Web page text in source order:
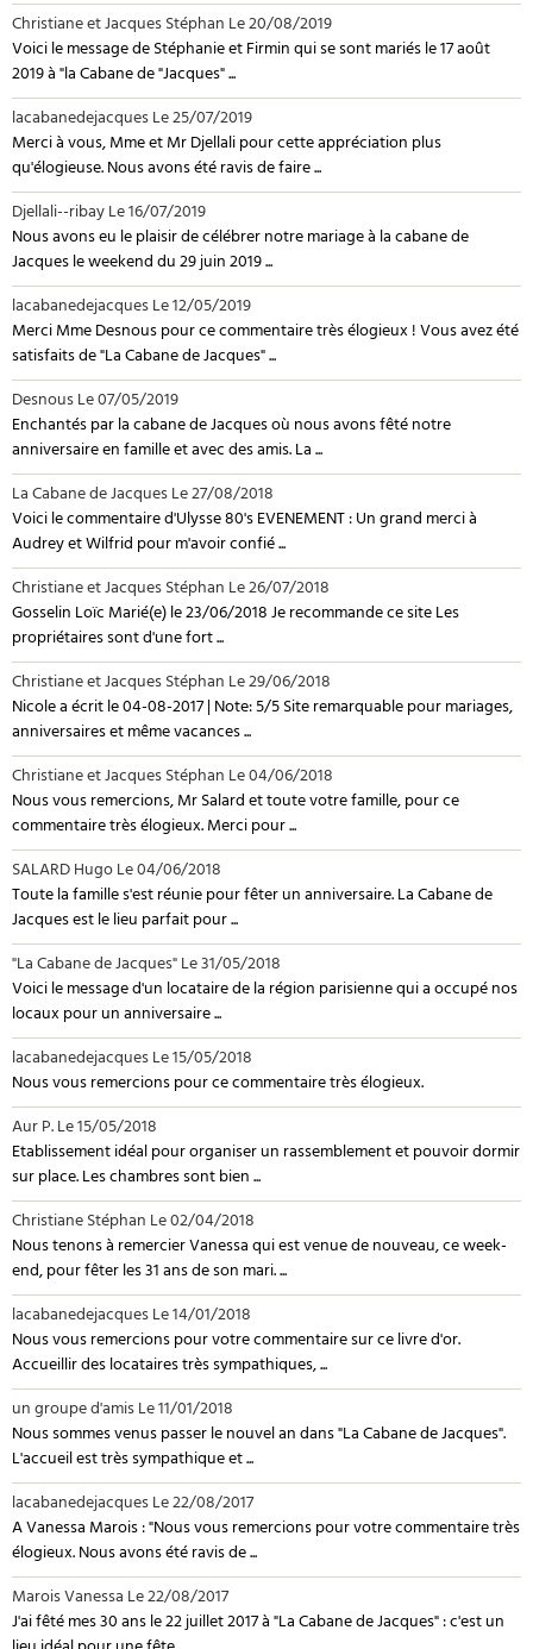
Christiane et Jacques StéphanLe 20/08/2019
Voici le message de Stéphanie et Firmin qui se sont mariés le 17 août
2019 à "la Cabane de "Jacques" ...
lacabanedejacquesLe 25/07/2019
Merci à vous, Mme et Mr Djellali pour cette appréciation plus
qu'élogieuse. Nous avons été ravis de faire ...
Djellali--ribayLe 16/07/2019
Nous avons eu le plaisir de célébrer notre mariage à la cabane de
Jacques le weekend du 29 juin 2019 ...
lacabanedejacquesLe 12/05/2019
Merci Mme Desnous pour ce commentaire très élogieux ! Vous avez été
satisfaits de "La Cabane de Jacques" ...
DesnousLe 07/05/2019
Enchantés par la cabane de Jacques où nous avons fêté notre
anniversaire en famille et avec des amis. La ...
La Cabane de JacquesLe 27/08/2018
Voici le commentaire d'Ulysse 80's EVENEMENT : Un grand merci à
Audrey et Wilfrid pour m'avoir confié ...
Christiane et Jacques StéphanLe 26/07/2018
Gosselin Loïc Marié(e) le 23/06/2018 Je recommande ce site Les
propriétaires sont d'une fort ...
Christiane et Jacques StéphanLe 29/06/2018
Nicole a écrit le 04-08-2017 | Note: 5/5 Site remarquable pour mariages,
anniversaires et même vacances ...
Christiane et Jacques StéphanLe 04/06/2018
Nous vous remercions, Mr Salard et toute votre famille, pour ce
commentaire très élogieux. Merci pour ...
SALARD HugoLe 04/06/2018
Toute la famille s'est réunie pour fêter un anniversaire. La Cabane de
Jacques est le lieu parfait pour ...
"La Cabane de Jacques"Le 31/05/2018
Voici le message d'un locataire de la région parisienne qui a occupé nos
locaux pour un anniversaire ...
lacabanedejacquesLe 15/05/2018
Nous vous remercions pour ce commentaire très élogieux.
Aur P.Le 15/05/2018
Etablissement idéal pour organiser un rassemblement et pouvoir dormir
sur place. Les chambres sont bien ...
Christiane StéphanLe 02/04/2018
Nous tenons à remercier Vanessa qui est venue de nouveau, ce week-
end, pour fêter les 31 ans de son mari. ...
lacabanedejacquesLe 14/01/2018
Nous vous remercions pour votre commentaire sur ce livre d'or.
Accueillir des locataires très sympathiques, ...
un groupe d'amisLe 11/01/2018
Nous sommes venus passer le nouvel an dans "La Cabane de Jacques".
L'accueil est très sympathique et ...
lacabanedejacquesLe 22/08/2017
A Vanessa Marois : "Nous vous remercions pour votre commentaire très
élogieux. Nous avons été ravis de ...
Marois VanessaLe 22/08/2017
J'ai fêté mes 30 ans le 22 juillet 2017 à "La Cabane de Jacques" : c'est un